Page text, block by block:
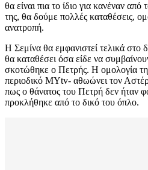
θα είναι πια το ίδιο για κανέναν
της, θα δούμε πολλές καταθέσεις,
ανατροπή.
Η Σεμίνα θα εμφανιστεί τελικά στο
θα καταθέσει όσα είδε να
σκοτώθηκε ο Πετρής. Η ομολογία
περιοδικό MYtv- αθωώνει τον
πως ο θάνατος του Πετρή δεν ήταν
προκλήθηκε από το δικό του όπλο.